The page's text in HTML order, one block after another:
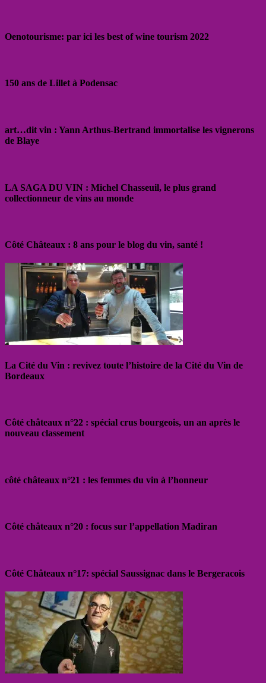
Oenotourisme: par ici les best of wine tourism 2022
150 ans de Lillet à Podensac
art…dit vin : Yann Arthus-Bertrand immortalise les vignerons
de Blaye
LA SAGA DU VIN : Michel Chasseuil, le plus grand
collectionneur de vins au monde
Côté Châteaux : 8 ans pour le blog du vin, santé !
La Cité du Vin : revivez toute l’histoire de la Cité du Vin de
Bordeaux
Côté châteaux n°22 : spécial crus bourgeois, un an après le
nouveau classement
côté châteaux n°21 : les femmes du vin à l’honneur
Côté châteaux n°20 : focus sur l’appellation Madiran
Côté Châteaux n°17: spécial Saussignac dans le Bergeracois